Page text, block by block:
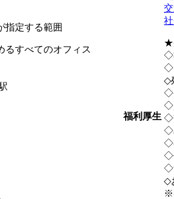
指定する範囲
るすべてのオフィス
福利厚生
★
◇
◇
◇
◇
◇
◇
◇
◇
◇
◇
◇
※